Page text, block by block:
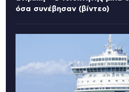
όσα συνέβησαν (βίντεο)